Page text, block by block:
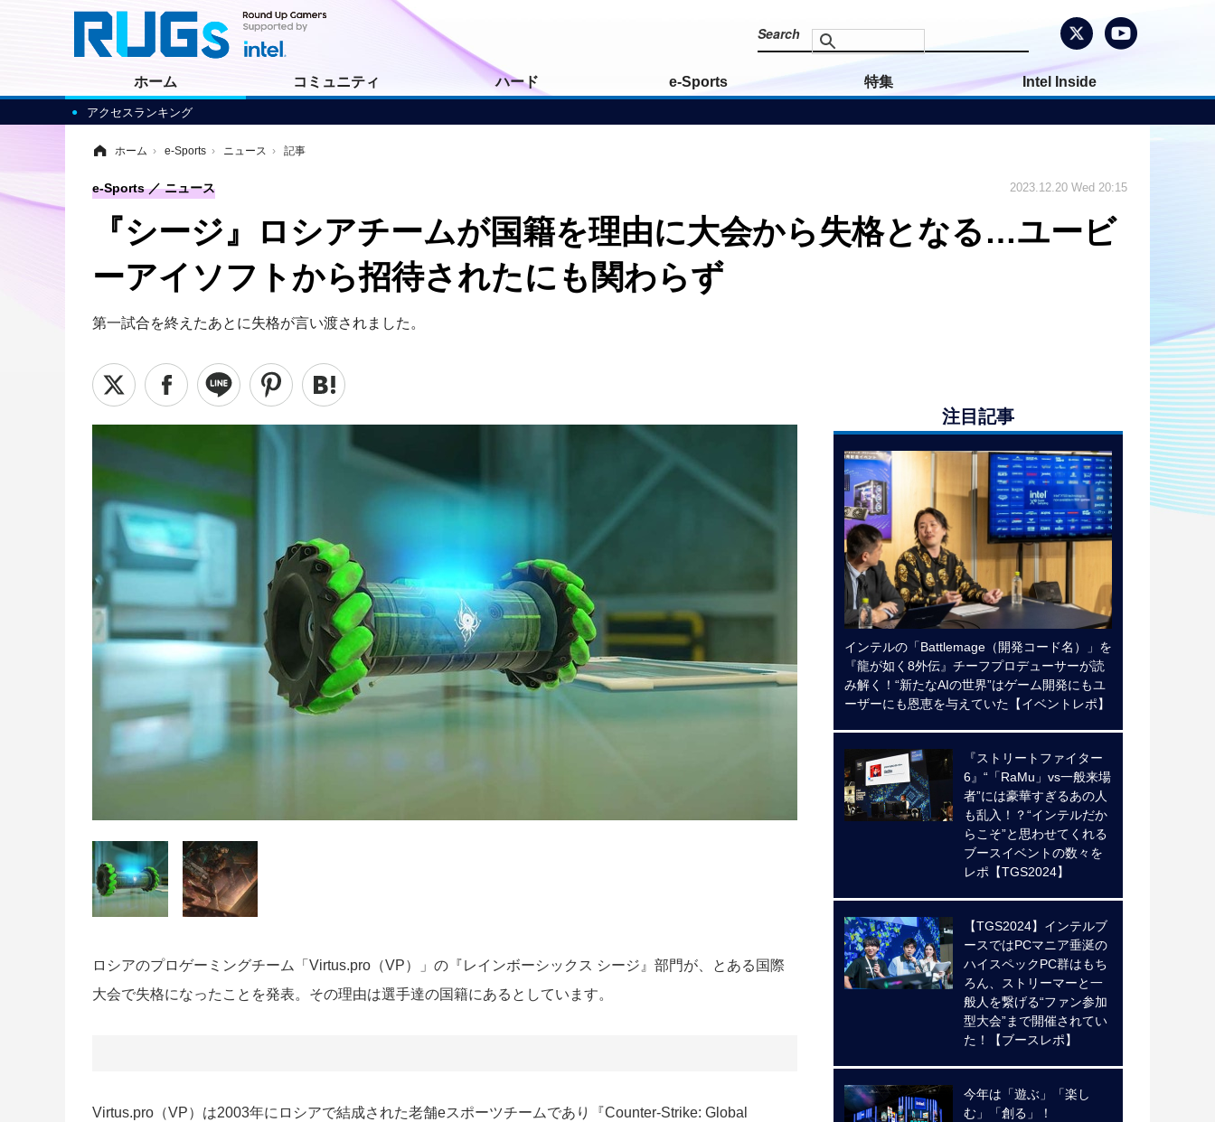
ホーム
アクセスランキング
コミュニティ ハード e-Sports 特集 Intel Inside
ホーム › e-Sports › ニュース › 記事
『シージ』ロシアチームが国籍を理由に大会から失格となる…ユービ
ーアイソフトから招待されたにも関わらず
第一試合を終えたあとに失格が言い渡されました。
e-Sports ニュース 2023.12.20 Wed 20:15
ロシアのプロゲーミングチーム「Virtus.pro（VP）」の『レインボーシックス シージ』部門が、とある国際
大会で失格になったことを発表。その理由は選手達の国籍にあるとしています。
Virtus.pro（VP）は2003年にロシアで結成された老舗eスポーツチームであり『Counter-Strike: Global
注目記事
インテルの「Battlemage（開発コード名）」を
『龍が如く8外伝』チーフプロデューサーが読
み解く！“新たなAIの世界”はゲーム開発にもユ
ーザーにも恩恵を与えていた【イベントレポ】
『ストリートファイター
6』“「RaMu」vs一般来場
者”には豪華すぎるあの人
も乱入！？“インテルだか
らこそ”と思わせてくれる
ブースイベントの数々を
レポ【TGS2024】
【TGS2024】インテルブ
ースではPCマニア垂涎の
ハイスペックPC群はもち
ろん、ストリーマーと一
般人を繋げる“ファン参加
型大会”まで開催されてい
た！【ブースレポ】
今年は「遊ぶ」「楽し
む」「創る」！